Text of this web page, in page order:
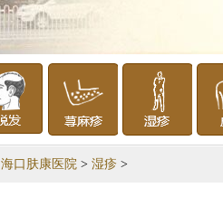
海口肤康医院 > 湿疹 >